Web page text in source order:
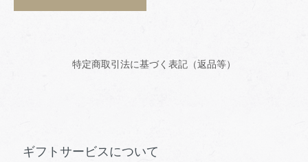
特定商取引法に基づく表記（返品等）
ギフトサービスについて